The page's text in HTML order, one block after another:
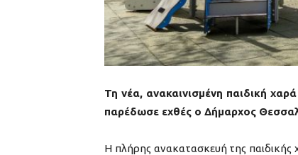
Τη νέα, ανακαινισμένη παιδική
παρέδωσε εχθές ο Δήμαρχος
Η πλήρης ανακατασκευή της